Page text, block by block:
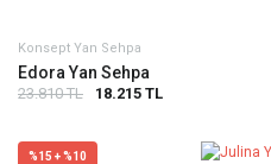
Konsept Yan Sehpa
Edora Yan Sehpa
23.810 TL 18.215 TL
%15 + %10